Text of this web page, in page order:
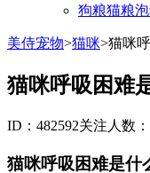
狗粮猫粮
美侍宠物>猫咪>猫咪
猫咪呼吸困难
ID：482592关注人数
猫咪呼吸困难是什